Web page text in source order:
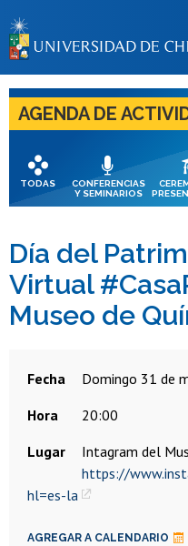
LA
AGENDA DE
TODAS
CONFERENCIAS
Y SEMINARIOS
Día del
Virtual
Museo de
Fecha
domingo 31 de
Hora
20:00
Lugar
Intagram del
https://
hl=es-la
AGREGAR A CALENDARIO